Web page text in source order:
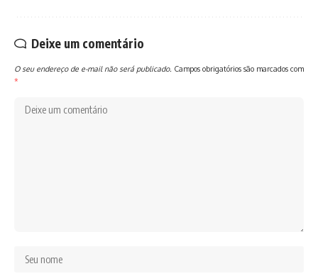
Deixe um comentário
O seu endereço de e-mail não será publicado. Campos obrigatórios são marcados com
*